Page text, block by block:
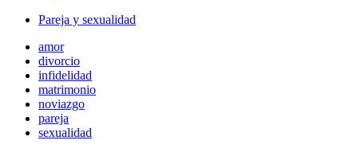
Pareja y sexualidad
amor
divorcio
infidelidad
matrimonio
noviazgo
pareja
sexualidad